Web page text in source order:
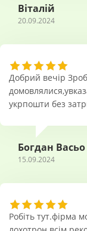
Віталій
20.09.2024
Добрий вечір
укрпошти без
Богдан Васьо
15.09.2024
Робіть тут.фірма